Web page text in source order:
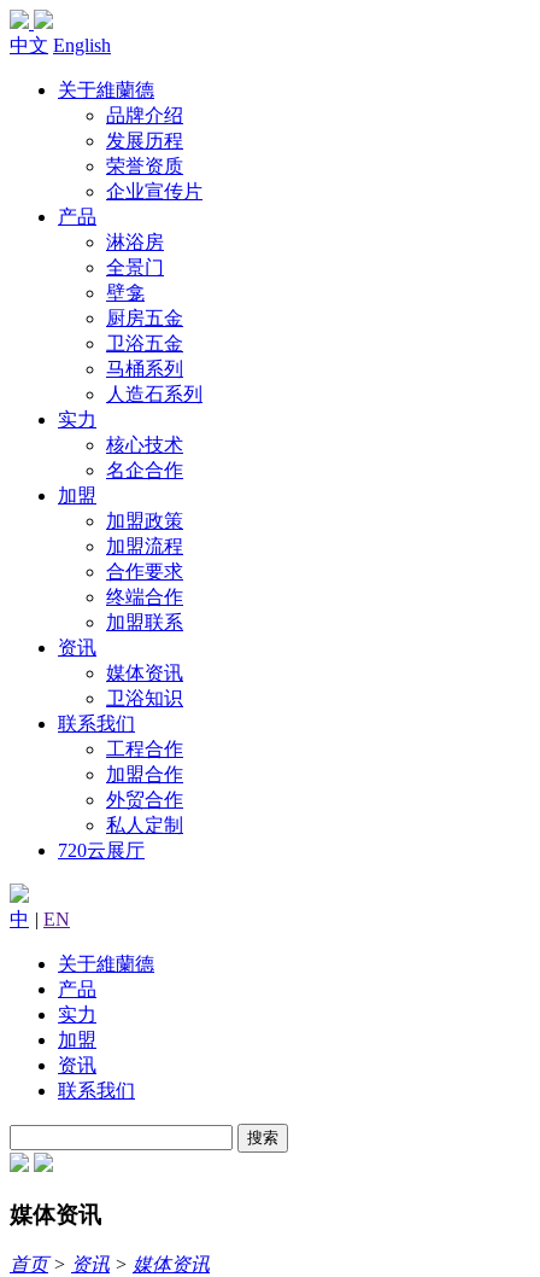
中文 English
关于維蘭德
品牌介绍
发展历程
荣誉资质
企业宣传片
产品
淋浴房
全景门
壁龛
厨房五金
卫浴五金
马桶系列
人造石系列
实力
核心技术
名企合作
加盟
加盟政策
加盟流程
合作要求
终端合作
加盟联系
资讯
媒体资讯
卫浴知识
联系我们
工程合作
加盟合作
外贸合作
私人定制
720云展厅
中 | EN
关于維蘭德
产品
实力
加盟
资讯
联系我们
搜索
媒体资讯
首页> 资讯 > 媒体资讯